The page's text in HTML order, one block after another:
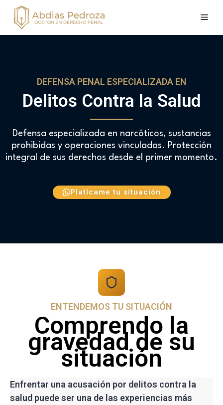
DEFENSA PENAL ESPECIALIZADA EN
Delitos Contra la Salud
Defensa especializada en narcóticos, sustancias
prohibidas y operaciones vinculadas. Protección
integral de sus derechos desde el primer momento.
Platícame tu situación
ENTENDEMOS TU SITUACIÓN
Comprendo la
gravedad de su
situación
Enfrentar una acusación por delitos contra la
salud puede ser una de las experiencias más